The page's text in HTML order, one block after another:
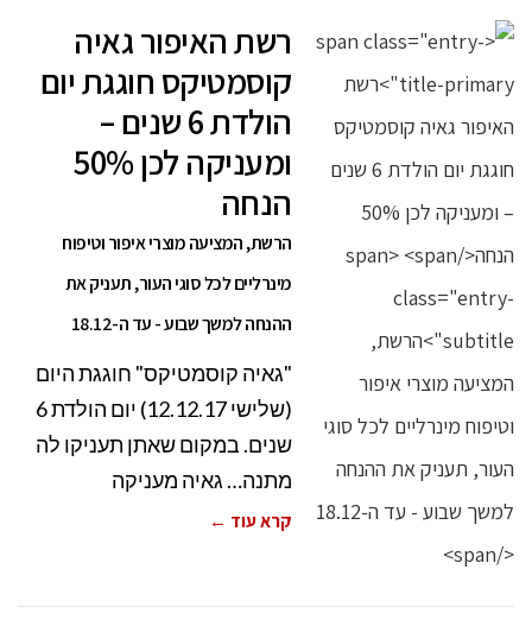
רשת האיפור גאיה
קוסמטיקס חוגגת יום
הולדת 6 שנים –
ומעניקה לכן 50%
הנחה
הרשת, המציעה מוצרי איפור וטיפוח
מינרליים לכל סוגי העור, תעניק את
ההנחה למשך שבוע - עד ה-18.12
"גאיה קוסמטיקס" חוגגת היום
(שלישי 12.12.17) יום הולדת 6
שנים. במקום שאתן תעניקו לה
מתנה… גאיה מעניקה
קרא עוד ←